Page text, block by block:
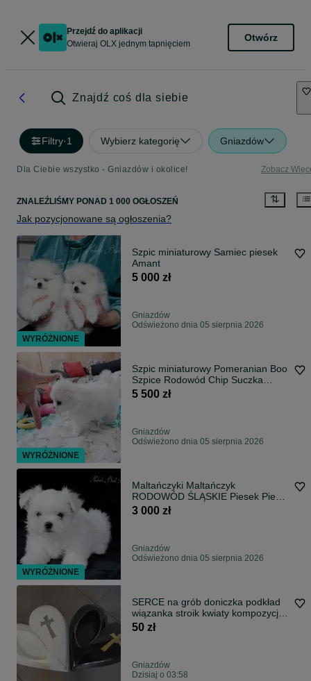
Przejdź do aplikacji
Otwieraj OLX jednym tapnięciem
Otwórz
Znajdź coś dla siebie
Filtry·1 Wybierz kategorię Gniazdów
Dla Ciebie wszystko - Gniazdów i okolice! Zobacz
ZNALEŹLIŚMY PONAD 1 000 OGŁOSZEŃ
Jak pozycjonowane są ogłoszenia?
Szpic miniaturowy Samiec piesek
Amant
5 000 zł
Gniazdów
Odświeżono dnia 05 sierpnia 2026
Szpic miniaturowy Pomeranian Boo
Szpice Rodowód Chip Suczka
Chanel
5 500 zł
Gniazdów
Odświeżono dnia 05 sierpnia 2026
Maltańczyki Maltańczyk
RODOWÓD ŚLĄSKIE Piesek Pieski
Samiec linia koreańska
3 000 zł
Gniazdów
Odświeżono dnia 05 sierpnia 2026
SERCE na grób doniczka podkład
wiązanka stroik kwiaty kompozycja
KRZYŻ
50 zł
Gniazdów
Dzisiaj o 03:58
WYRÓŻNIONE
WYRÓŻNIONE
WYRÓŻNIONE